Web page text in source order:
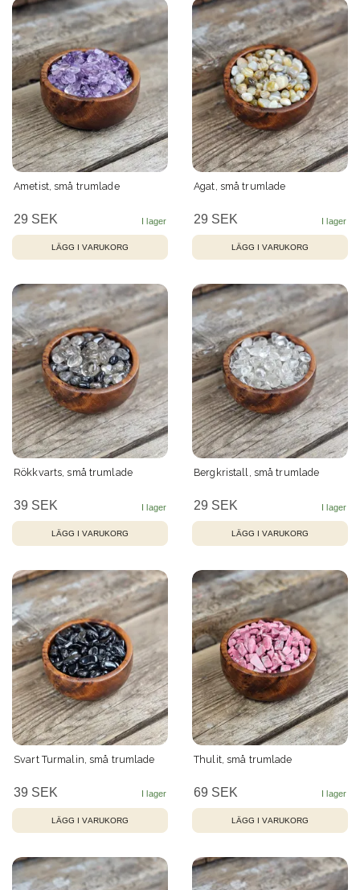
Ametist, små trumlade
29 SEK
Agat, små trumlade
29 SEK
Rökkvarts, små trumlade
39 SEK
Bergkristall, små trumlade
29 SEK
Svart Turmalin, små trumlade
39 SEK
Thulit, små trumlade
69 SEK